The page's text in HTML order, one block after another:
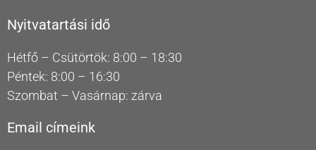
Nyitvatartási idő
Hétfő – Csütörtök: 8:00 – 18:30
Péntek: 8:00 – 16:30
Szombat – Vasárnap: zárva
Email címeink